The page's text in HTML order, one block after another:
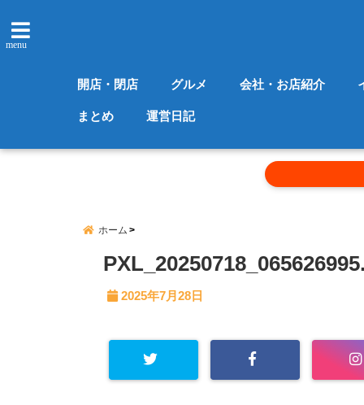
menu
開店・閉店 グルメ 会社・お店紹介
まとめ 運営日記
ホーム
2025年7月28日